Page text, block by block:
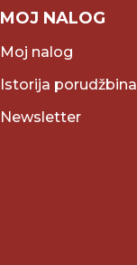
MOJ NALOG
Moj nalog
Istorija porudžbina
Newsletter